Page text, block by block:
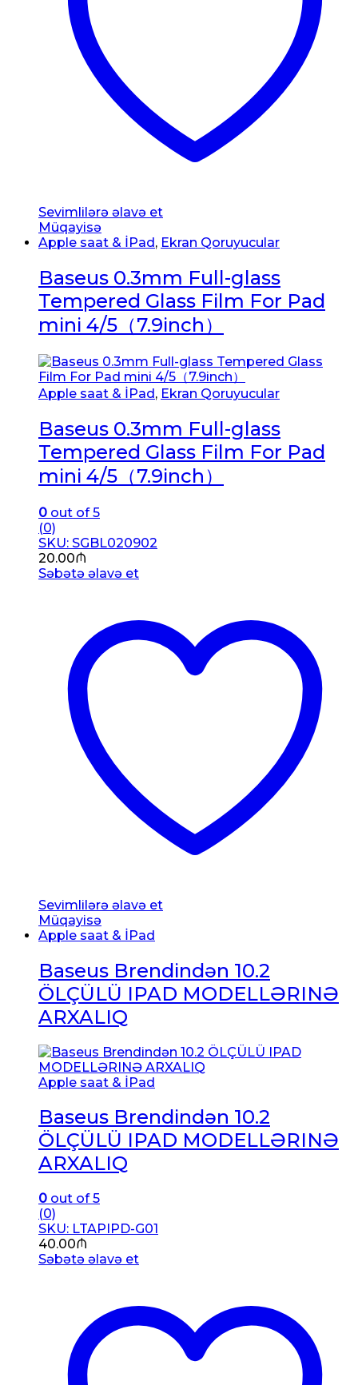
Sevimlilərə əlavə et
Müqayisə
Apple saat & İPad, Ekran Qoruyucular
Baseus 0.3mm Full-glass
Tempered Glass Film For Pad
mini 4/5（7.9inch）
Apple saat & İPad, Ekran Qoruyucular
Baseus 0.3mm Full-glass
Tempered Glass Film For Pad
mini 4/5（7.9inch）
0 out of 5
(0)
SKU: SGBL020902
20.00₼
Səbətə əlavə et
Sevimlilərə əlavə et
Müqayisə
Apple saat & İPad
Baseus Brendindən 10.2
ÖLÇÜLÜ IPAD MODELLƏRINƏ
ARXALIQ
Apple saat & İPad
Baseus Brendindən 10.2
ÖLÇÜLÜ IPAD MODELLƏRINƏ
ARXALIQ
0 out of 5
(0)
SKU: LTAPIPD-G01
40.00₼
Səbətə əlavə et